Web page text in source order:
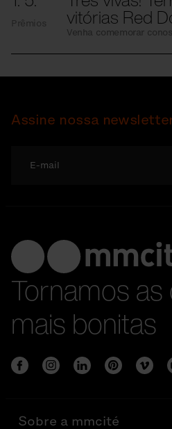
Prêmios vitórias Red
Venha comemorar
Assine nossa
Tornamos
mais bonitas
Sobre a mmcité